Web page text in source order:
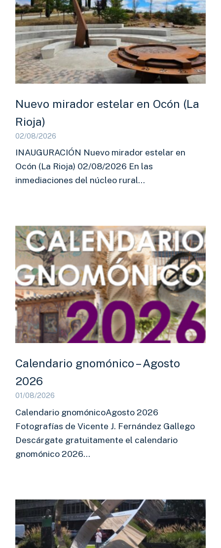
Nuevo mirador estelar en Ocón (La
Rioja)
02/08/2026
INAUGURACIÓN Nuevo mirador estelar en
Ocón (La Rioja) 02/08/2026 En las
inmediaciones del núcleo rural…
Calendario gnomónico – Agosto
2026
01/08/2026
Calendario gnomónicoAgosto 2026
Fotografías de Vicente J. Fernández Gallego
Descárgate gratuitamente el calendario
gnomónico 2026…